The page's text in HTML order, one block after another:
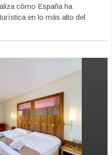
cómo España ha
en lo más alto del